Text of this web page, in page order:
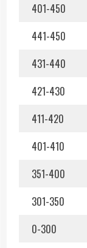
401-450
441-450
431-440
421-430
411-420
401-410
351-400
301-350
0-300